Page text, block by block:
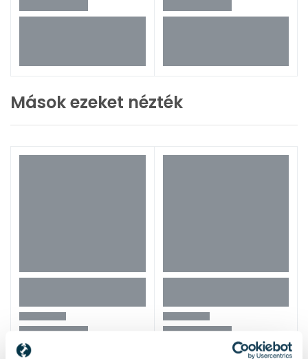
Mások ezeket nézték